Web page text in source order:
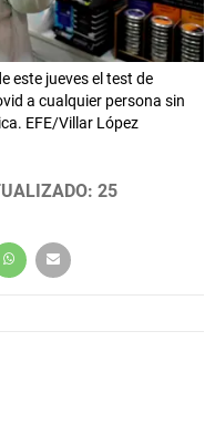
este jueves el test de
a cualquier persona sin
EFE/Villar López
25